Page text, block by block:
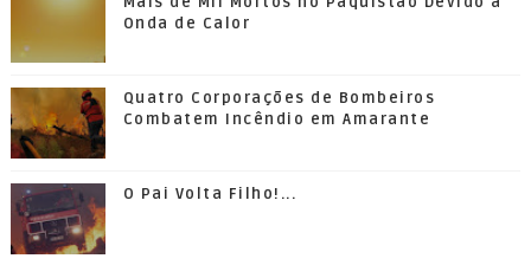
Onda de Calor
Quatro Corporações de Bombeiros
Combatem Incêndio em Amarante
O Pai Volta Filho!...